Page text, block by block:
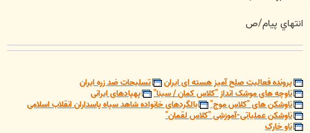
انتهاي پيام/ص
پرونده فعالیت صلح آمیز هسته ای ایران
تسلیحات ضد زره ایران
ناوچه های موشک انداز "کلاس کمان / سینا"
پهپادهای ایرانی
ناوشکن های "کلاس موج"
بالگردهای خانواده شاهد سپاه پاسداران انقلاب اسلامی
ناوشکن عملیاتی-آموزشی "کلاس لقمان"
ناو خارک